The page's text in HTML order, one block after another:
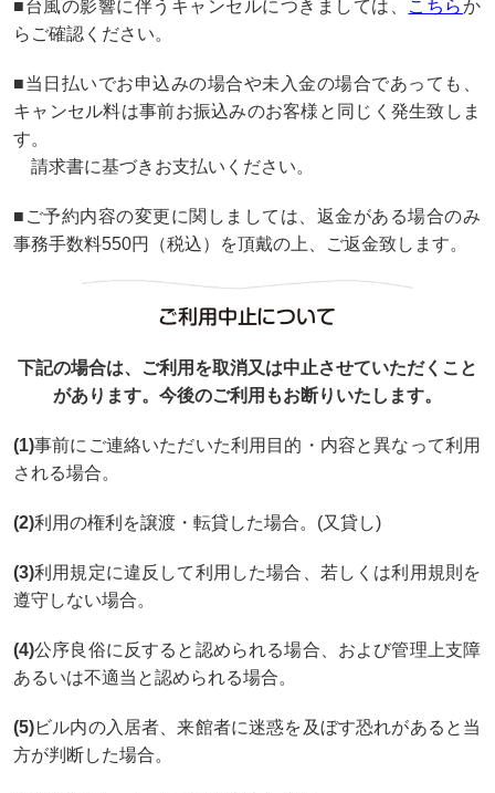
■台風の影響に伴うキャンセルにつきましては、 こちらか
らご確認ください。
■当日払いでお申込みの場合や未入金の場合であっても、
キャンセル料は事前お振込みのお客様と同じく発生致しま
す。
請求書に基づきお支払いください。
■ご予約内容の変更に関しましては、返金がある場合のみ
事務手数料550円（税込）を頂戴の上、ご返金致します。
ご利用中止について
下記の場合は、ご利用を取消又は中止させていただくこと
があります。今後のご利用もお断りいたします。
(1)事前にご連絡いただいた利用目的・内容と異なって利用
される場合。
(2)利用の権利を譲渡・転貸した場合。(又貸し)
(3)利用規定に違反して利用した場合、若しくは利用規則を
遵守しない場合。
(4)公序良俗に反すると認められる場合、および管理上支障
あるいは不適当と認められる場合。
(5)ビル内の入居者、来館者に迷惑を及ぼす恐れがあると当
方が判断した場合。